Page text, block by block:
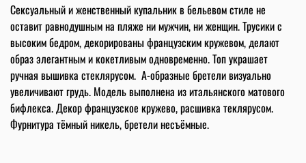
Сексуальный и женственный купальник в бельевом стиле не
оставит равнодушным на пляже ни мужчин, ни женщин. Трусики с
высоким бедром, декорированы французским кружевом, делают
образ элегантным и кокетливым одновременно. Топ украшает
ручная вышивка стеклярусом. А-образные бретели визуально
увеличивают грудь. Модель выполнена из итальянского матового
бифлекса. Декор французское кружево, расшивка теклярусом.
Фурнитура тёмный никель, бретели несъёмные.